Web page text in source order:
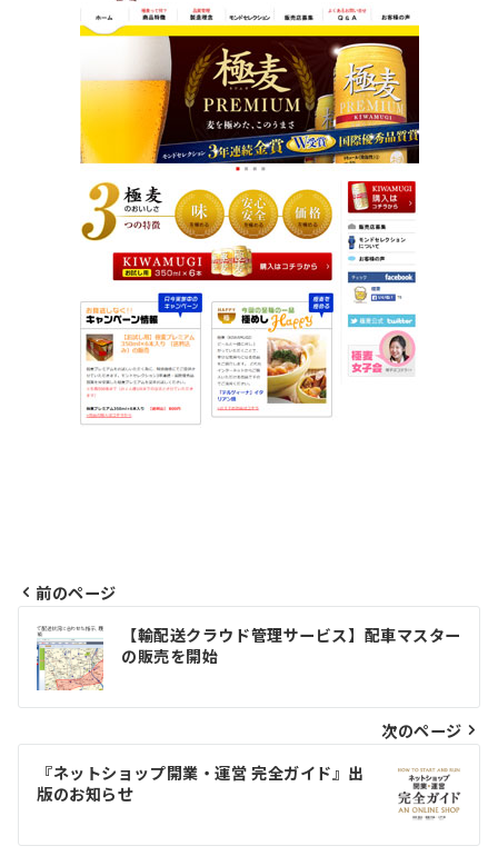
投
稿
ナ
ビ
シ
前のページ
【輸配送クラウド管理サービス】配車マスター
の販売を開始
次のページ
『ネットショップ開業・運営 完全ガイド』出
版のお知らせ